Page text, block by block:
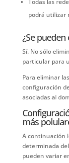
Todas las
podrá utilizar
¿Se
Sí. No sólo
particular para
Para eliminar las
configuración
asociadas al
más
A continuación
determinada
pueden variar